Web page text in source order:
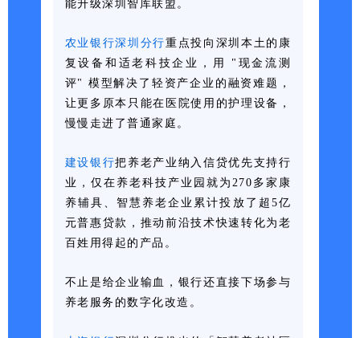
能升级深圳智库联盟。
农业银 行深圳分行重点投向深圳本土的康
复设备和适老科技企业，用 "现金流测
评" 模型解决了轻资产企业的融资难题，
让更多原本只能在医院使用的护理设备，
慢慢走进了普通家庭。
建设银行把养老产业纳入信贷优先支持行
业，仅在养老科技产业园就为270多家康
养辅具、智慧养老企业累计投放了超5亿
元普惠贷款，推动前沿技术快速转化为老
百姓用得起的产品。
不止是给企业输血，银行还直接下场参与
养老服务的数字化改造。